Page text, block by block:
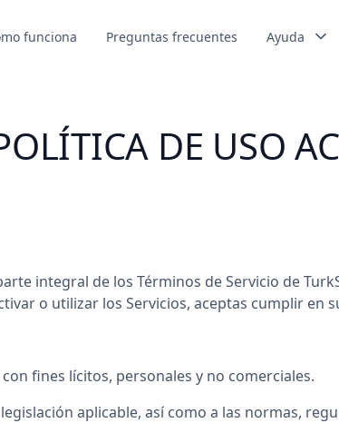
funciona Preguntas frecuentes Ayuda
DE USO
integral de los Términos de Servicio de
o utilizar los Servicios, aceptas cumplir en
fines lícitos, personales y no comerciales.
aplicable, así como a las normas,